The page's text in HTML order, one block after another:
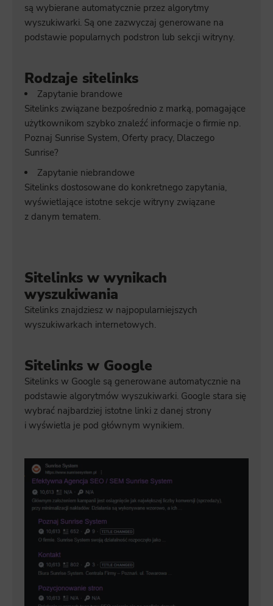
są wybierane automatycznie przez algorytmy
wyszukiwarki. Są one zazwyczaj generowane na
podstawie popularnych podstron lub sekcji witryny.
Rodzaje sitelinks
Zapytanie brandowe
Sitelinks związane bezpośrednio z marką, pomagające
użytkownikom szybko znaleźć informacje o firmie np.
Poznaj Sunrise System, Oferty pracy, Dlaczego
Sunrise?
Zapytanie niebrandowe
Sitelinks dostosowane do konkretnego zapytania,
wyświetlające istotne sekcje witryny związane
z danym tematem.
Sitelinks w wynikach
wyszukiwania
Sitelinks znajdziesz w najpopularniejszych
wyszukiwarkach internetowych.
Sitelinks w Google
Sitelinks w Google są generowane automatycznie na
podstawie algorytmów wyszukiwarki. Google stara się
wybrać najbardziej istotne linki z danej strony
i wyświetla je pod głównym wynikiem.